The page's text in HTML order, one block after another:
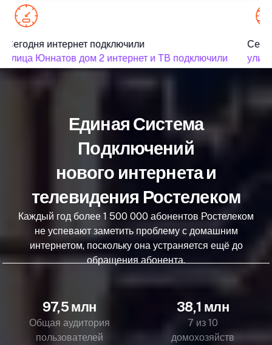
Сегодня интернет подключили
улица Юннатов дом 2 интернет и ТВ подключили
Единая Система
Подключений
нового интернета и
телевидения Ростелеком
Каждый год более 1 500 000 абонентов Ростелеком
не успевают заметить проблему с домашним
интернетом, поскольку она устраняется ещё до
обращения абонента.
97,5 млн
Общая аудитория
пользователей
38,1 млн
7 из 10
домохозяйств